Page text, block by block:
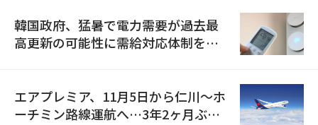
韓国政府、猛暑で電力需要が過去最
高更新の可能性に需給対応体制を点
エアプレミア、11月5日から仁川〜ホ
ーチミン路線運航へ…3年2ヶ月ぶり